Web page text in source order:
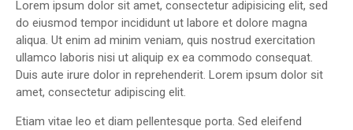
Lorem ipsum dolor sit amet, consectetur adipisicing elit, sed
do eiusmod tempor incididunt ut labore et dolore magna
aliqua. Ut enim ad minim veniam, quis nostrud exercitation
ullamco laboris nisi ut aliquip ex ea commodo consequat.
Duis aute irure dolor in reprehenderit. Lorem ipsum dolor sit
amet, consectetur adipiscing elit.
Etiam vitae leo et diam pellentesque porta. Sed eleifend